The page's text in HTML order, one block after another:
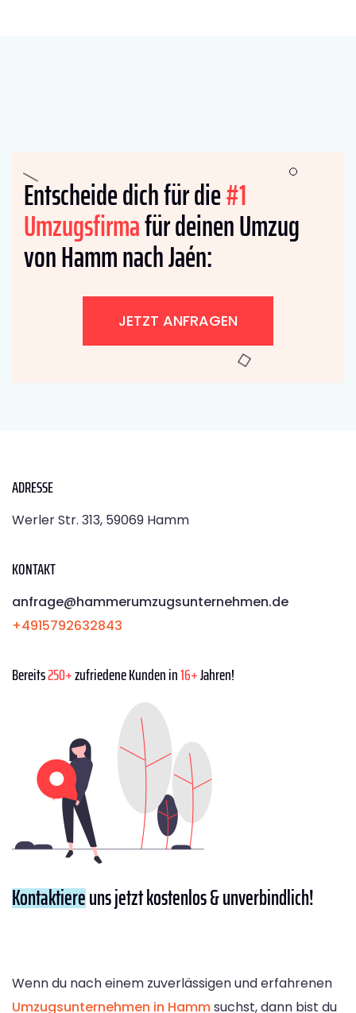
Entscheide dich für die#1
Umzugsfirmafür deinen Umzug
von Hamm nach Jaén:
JETZT ANFRAGEN
ADRESSE
Werler Str. 313, 59069 Hamm
KONTAKT
anfrage@hammerumzugsunternehmen.de
+4915792632843
Bereits250+zufriedene Kunden in16+Jahren!
Kontaktiereuns jetzt kostenlos & unverbindlich!
Wenn du nach einem zuverlässigen und erfahrenen
Umzugsunternehmen in Hammsuchst, dann bist du